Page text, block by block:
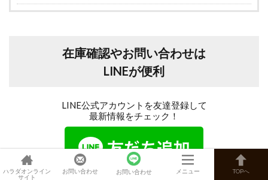
在庫確認やお問い合わせは
LINEが便利
LINE公式アカウントを友達登録して
最新情報をチェック！
ハラダオンライン
サイト
お問い合わせ お問い合わせ メニュー TOPへ